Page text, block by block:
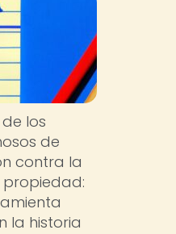
de los
de
contra la
la historia